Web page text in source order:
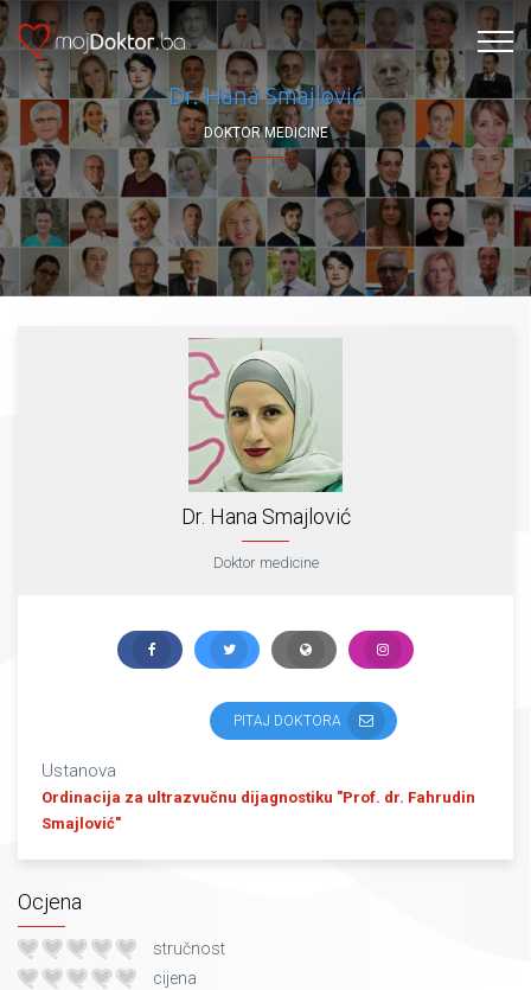
Dr. Hana Smajlović
DOKTOR MEDICINE
Dr. Hana Smajlović
Doktor medicine
PITAJ DOKTORA
Ustanova
Ordinacija za ultrazvučnu dijagnostiku "Prof. dr. Fahrudin
Smajlović"
Ocjena
stručnost
cijena